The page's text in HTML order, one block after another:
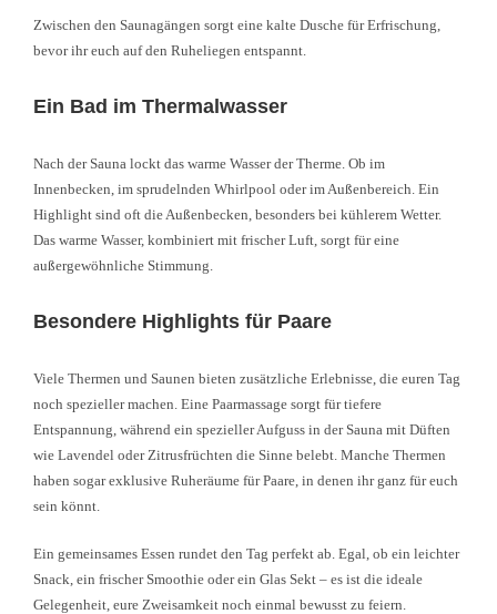
Zwischen den Saunagängen sorgt eine kalte Dusche für Erfrischung,
bevor ihr euch auf den Ruheliegen entspannt.
Ein Bad im Thermalwasser
Nach der Sauna lockt das warme Wasser der Therme. Ob im
Innenbecken, im sprudelnden Whirlpool oder im Außenbereich. Ein
Highlight sind oft die Außenbecken, besonders bei kühlerem Wetter.
Das warme Wasser, kombiniert mit frischer Luft, sorgt für eine
außergewöhnliche Stimmung.
Besondere Highlights für Paare
Viele Thermen und Saunen bieten zusätzliche Erlebnisse, die euren Tag
noch spezieller machen. Eine Paarmassage sorgt für tiefere
Entspannung, während ein spezieller Aufguss in der Sauna mit Düften
wie Lavendel oder Zitrusfrüchten die Sinne belebt. Manche Thermen
haben sogar exklusive Ruheräume für Paare, in denen ihr ganz für euch
sein könnt.
Ein gemeinsames Essen rundet den Tag perfekt ab. Egal, ob ein leichter
Snack, ein frischer Smoothie oder ein Glas Sekt – es ist die ideale
Gelegenheit, eure Zweisamkeit noch einmal bewusst zu feiern.